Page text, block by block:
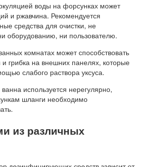
воды на форсунках может
и ржавчина. Рекомендуется
средства для очистки, не
оборудованию, ни пользователю.
комнатах может способствовать
грибка на внешних панелях, которые
слабого раствора уксуса.
используется нерегулярно,
шланги необходимо
из различных